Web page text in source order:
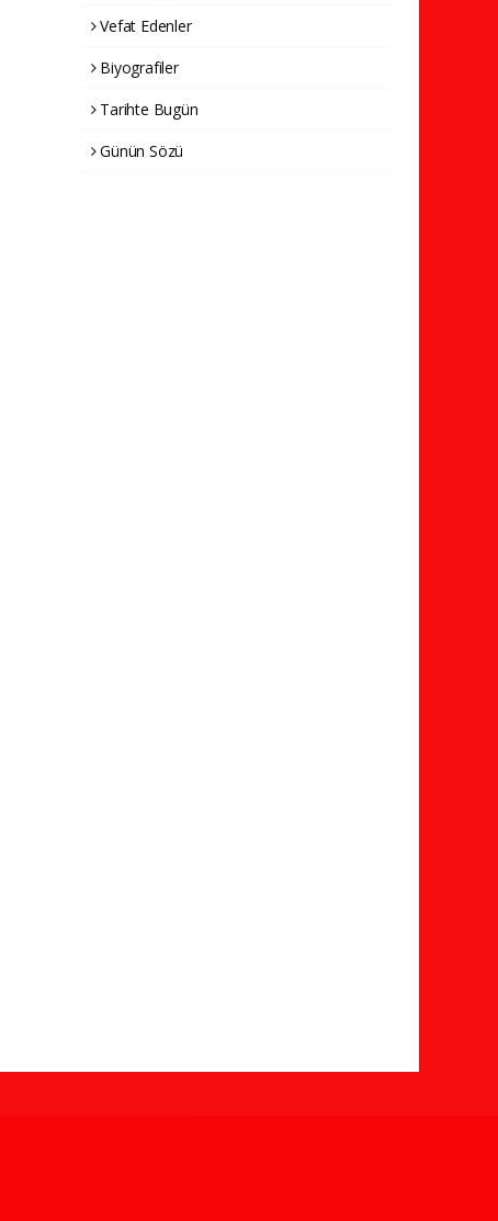
Vefat Edenler
Biyografiler
Tarihte Bugün
Günün Sözü